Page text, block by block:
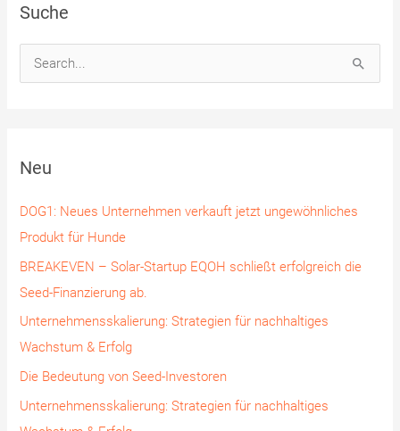
Suche
e
c
h
:
Neu
DOG1: Neues Unternehmen verkauft jetzt ungewöhnliches
Produkt für Hunde
BREAKEVEN – Solar-Startup EQOH schließt erfolgreich die
Seed-Finanzierung ab.
Unternehmensskalierung: Strategien für nachhaltiges
Wachstum & Erfolg
Die Bedeutung von Seed-Investoren
Unternehmensskalierung: Strategien für nachhaltiges